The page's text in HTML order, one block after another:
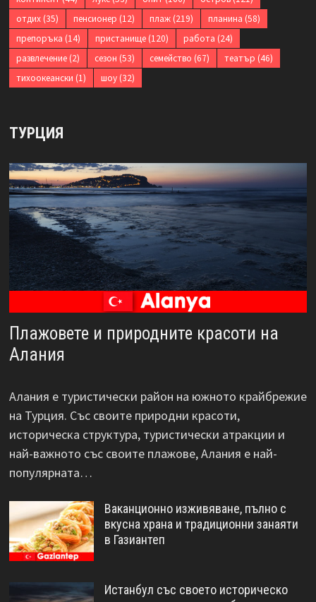
отдих(35) пенсионер (12) плаж(219) планина (58)
препоръка (14) пристанище(120) работа (24)
развлечение(2) сезон (53) семейство (67) театър (46)
тихоокеански (1) шоу(32)
ТУРЦИЯ
Плажовете и природните красоти на
Алания
Алания е туристически район на южното крайбрежие
на Турция. Със своите природни красоти,
историческа структура, туристически атракции и
най-важното със своите плажове, Алания е най-
популярната…
Ваканционно изживяване, пълно с
вкусна храна и традиционни занаяти
в Газиантеп
Истанбул със своето историческо